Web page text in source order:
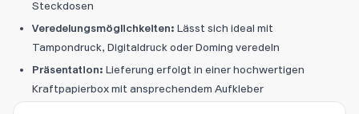
Steckdosen
Veredelungsmöglichkeiten: Lässt sich ideal mit
Tampondruck, Digitaldruck oder Doming veredeln
Präsentation: Lieferung erfolgt in einer hochwertigen
Kraftpapierbox mit ansprechendem Aufkleber